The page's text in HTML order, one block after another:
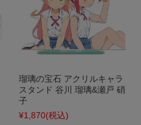
瑠璃の宝石 アクリルキャラ
スタンド 谷川 瑠璃&瀬戸 硝
子
¥1,870(税込)